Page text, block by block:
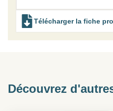
Télécharger la fiche
Découvrez